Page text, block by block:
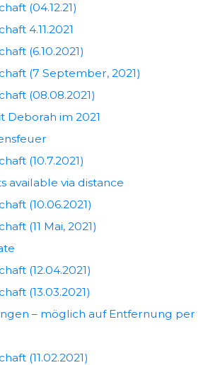
(04.12.21)
4.11.2021
(6.10.2021)
(7 September, 2021)
(08.08.2021)
Deborah im 2021
(10.7.2021)
available via distance
(10.06.2021)
(11 Mai, 2021)
(12.04.2021)
(13.03.2021)
– möglich auf Entfernung per
(11.02.2021)